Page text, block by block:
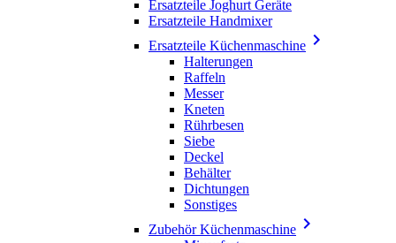
Ersatzteile Joghurt Geräte
Ersatzteile Handmixer
Ersatzteile Küchenmaschine 
Halterungen
Raffeln
Messer
Kneten
Rührbesen
Siebe
Deckel
Behälter
Dichtungen
Sonstiges
Zubehör Küchenmaschine 